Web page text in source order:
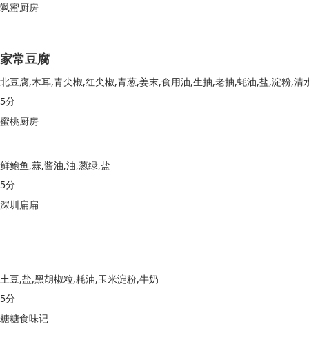
飒蜜厨房
家常豆腐
北豆腐,木耳,青尖椒,红尖椒,青葱,姜末,食用油,生抽,老抽,蚝油,盐,淀粉,清
5分
蜜桃厨房
鲜鲍鱼,蒜,酱油,油,葱绿,盐
5分
深圳扁扁
土豆,盐,黑胡椒粒,耗油,玉米淀粉,牛奶
5分
糖糖食味记